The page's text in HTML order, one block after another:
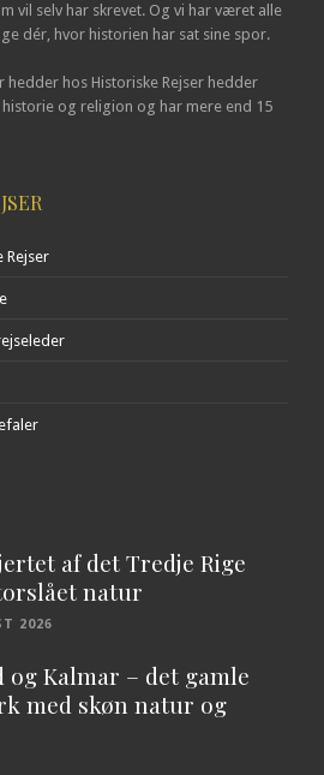
vil selv har skrevet. Og vi har været alle
dér, hvor historien har sat sine spor.
hedder hos Historiske Rejser hedder
og religion og har mere end 15
Rejser
af det Tredje Rige
natur
2026
Kalmar – det gamle
med skøn natur og